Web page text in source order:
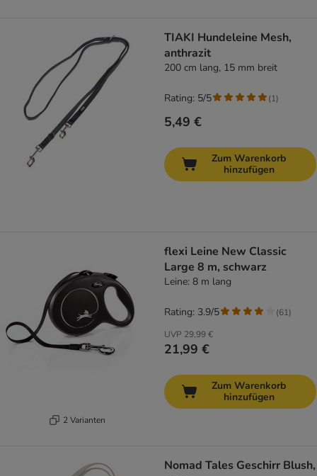
TIAKI Hundeleine Mesh,
anthrazit
200 cm lang, 15 mm breit
5,49 €
Rating: 5/5 (1)
Zum Warenkorb
hinzufügen
2 Varianten
flexi Leine New Classic
Large 8 m, schwarz
Leine: 8 m lang
UVP 29,99 €
21,99 €
Rating: 3.9/5 (61)
Zum Warenkorb
hinzufügen
Nomad Tales Geschirr Blush,